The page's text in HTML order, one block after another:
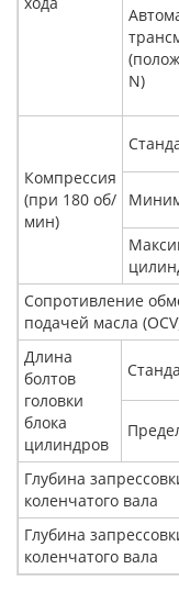
N)
Компрессия
(при 180 об/
мин)
Сопротивление
подачей масла
Длина
болтов
головки
блока
цилиндров
Глубина
коленчатого вала
Глубина
коленчатого вала